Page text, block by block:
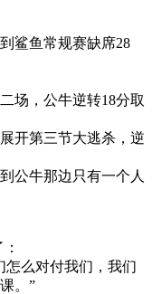
鲨鱼常规赛缺席28
场，公牛逆转18分取
开第三节大逃杀，逆
公牛那边只有一个人
怎么对付我们，我们
。”